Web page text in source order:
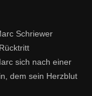
Schriewer
sich nach einer
dem sein Herzblut